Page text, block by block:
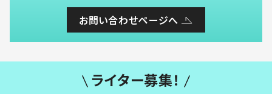
お問い合わせページへ
ライター募集！